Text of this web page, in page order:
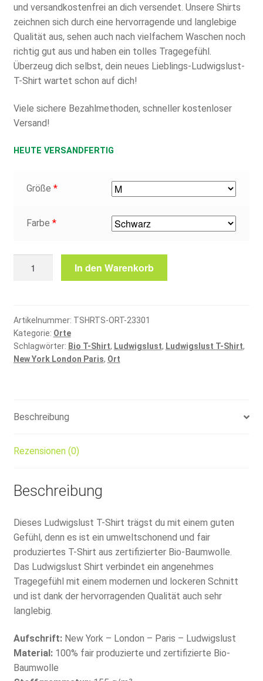
und versandkostenfrei an dich versendet. Unsere Shirts
zeichnen sich durch eine hervorragende und langlebige
Qualität aus, sehen auch nach vielfachem Waschen noch
richtig gut aus und haben ein tolles Tragegefühl.
Überzeug dich selbst, dein neues Lieblings-Ludwigslust-
T-Shirt wartet schon auf dich!
Viele sichere Bezahlmethoden, schneller kostenloser
Versand!
HEUTE VERSANDFERTIG
Größe *
Farbe *
In den Warenkorb
Artikelnummer: TSHRTS-ORT-23301
Kategorie: Orte
Schlagwörter: Bio T-Shirt, Ludwigslust, Ludwigslust T-Shirt,
New York London Paris, Ort
Beschreibung
Rezensionen (0)
Beschreibung
Dieses Ludwigslust T-Shirt trägst du mit einem guten
Gefühl, denn es ist ein umweltschonend und fair
produziertes T-Shirt aus zertifizierter Bio-Baumwolle.
Das Ludwigslust Shirt verbindet ein angenehmes
Tragegefühl mit einem modernen und lockeren Schnitt
und ist dank der hervorragenden Qualität auch sehr
langlebig.
Aufschrift:New York – London – Paris – Ludwigslust
Material:100% fair produzierte und zertifizierte Bio-
Baumwolle